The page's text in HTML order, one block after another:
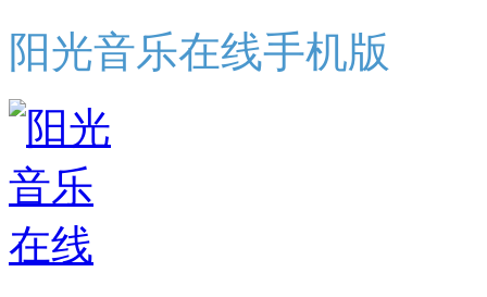
阳光音乐在线手机版